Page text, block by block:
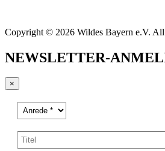
Copyright © 2026 Wildes Bayern e.V. All
NEWSLETTER-
×